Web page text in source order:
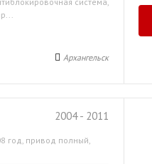
Архангельск
2004 - 2011
год, привод полный,